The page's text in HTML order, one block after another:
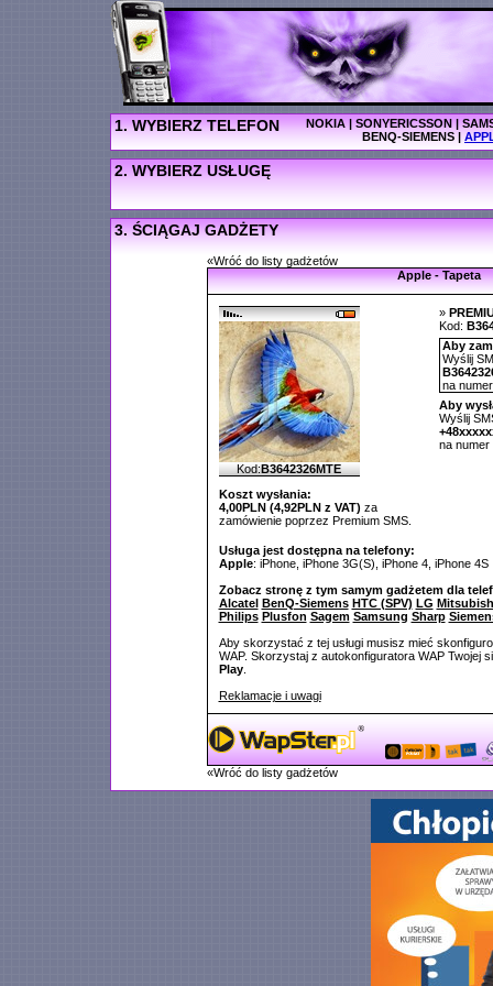
1. WYBIERZ TELEFON NOKIA|SONYERICSSON|
BENQ-SIEMENS|
2. WYBIERZ USŁUGĘ
3. ŚCIĄGAJ GADŻETY
«Wróć do listy gadżetów
Apple - Tapeta
Kod:B3642326MTE
Koszt wysłania:
4,00PLN (4,92PLN z VAT) za
zamówienie poprzez Premium SMS.
»
Kod:
Aby
Wyślij
na
Aby
Wyślij
na numer
Usługa jest dostępna na telefony:
Apple: iPhone, iPhone 3G(S), iPhone 4, iPhone 4S
Zobacz stronę z tym samym gadżetem dla
Alcatel BenQ-Siemens HTC (SPV) LG
Philips Plusfon Sagem Samsung Sharp
Aby skorzystać z tej usługi musisz mieć
WAP. Skorzystaj z autokonfiguratora WAP Twojej
Play.
Reklamacje i uwagi
«Wróć do listy gadżetów